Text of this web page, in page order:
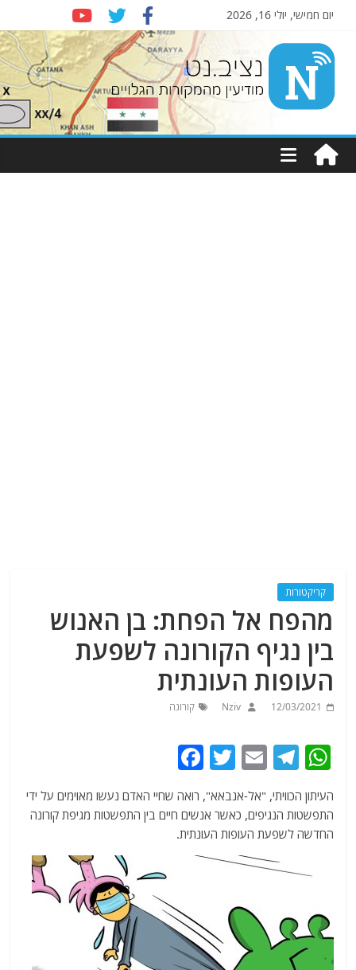
יום חמישי, יולי 16, 2026
Nziv.net
מודיעין
מהמקורות
קריקטורות
מהפח אל הפחת: בן האנוש
בין נגיף הקורונה לשפעת
העופות העונתית
12/03/2021
Nziv קורונה
W
at
s
p
p
T
e
g
ra
E
ai
l
T
itt
er
c
e
o
o
k
העיתון הכוויתי, "אל-אנבאא", רואה שחיי האדם נעשו מאוימים על ידי
התפשטות הנגיפים, כאשר אנשים חיים בין התפשטות מגיפת קורונה
החדשה לשפעת העופות העונתית.